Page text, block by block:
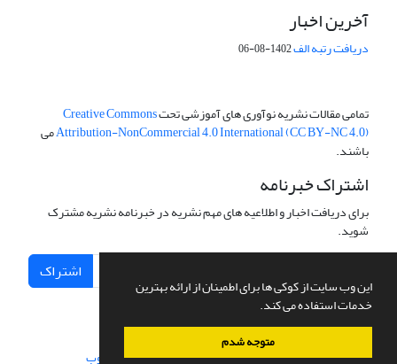
این وب سایت از کوکی ها برای اطمینان از ارائه بهترین
خدمات استفاده می کند.
متوجه شدم
آخرین اخبار
دریافت رتبه الف1402-08-06
تمامی مقالات نشریه نوآوری های آموزشی تحتCreative Commons
Attribution-NonCommercial 4.0 International (CC BY-NC 4.0)می
باشند.
اشتراک خبرنامه
برای دریافت اخبار و اطلاعیه های مهم نشریه در خبرنامه نشریه مشترک
شوید.
اشتراک
سامانه مدیریت نشریات علمی.طراحی و پیاده سازی از سیناوب